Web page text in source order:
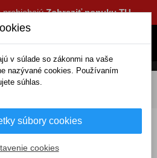
prebiehajúZobraziť ponuku TU
výfuku do 70mm) TS-
v súlade so zákonmi na vaše
nazývané cookies. Používaním
súhlas.
súbory cookies
cookies